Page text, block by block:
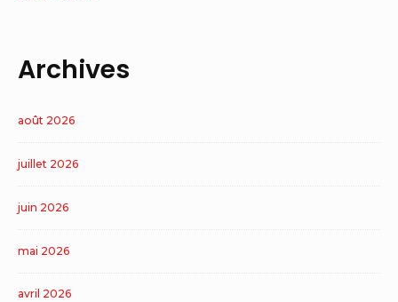
Archives
août 2026
juillet 2026
juin 2026
mai 2026
avril 2026